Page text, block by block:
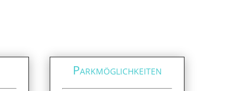
Parkmöglichkeiten